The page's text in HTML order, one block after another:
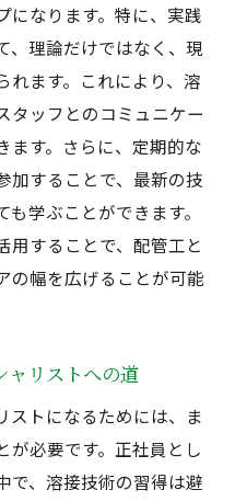
になります。特に、実践
、理論だけではなく、現
れます。これにより、溶
タッフとのコミュニケー
ます。さらに、定期的な
加することで、最新の技
学ぶことができます。
用することで、配管工と
の幅を広げることが可能
ャリストへの道
ストになるためには、ま
が必要です。正社員とし
で、溶接技術の習得は避